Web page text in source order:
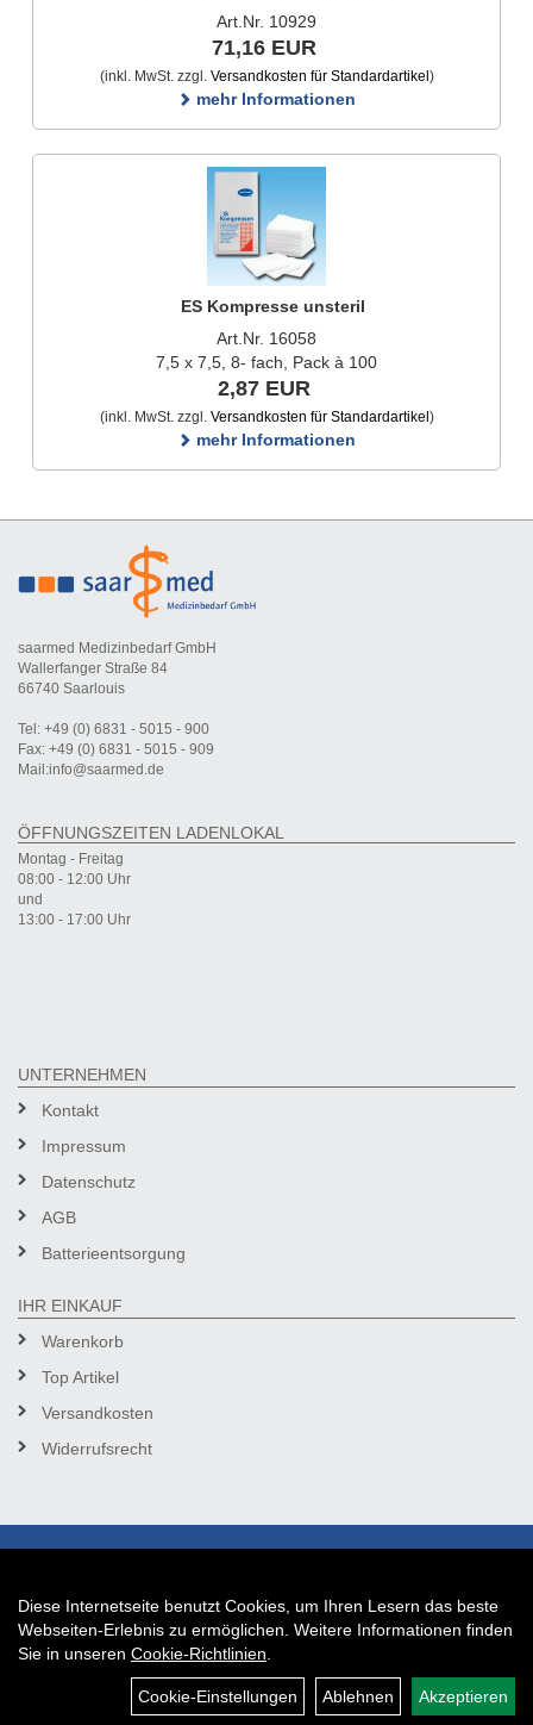
Art.Nr. 10929
71,16 EUR
(inkl. MwSt. zzgl. Versandkosten für Standardartikel )
mehr Informationen
ES Kompresse unsteril
Art.Nr. 16058
7,5 x 7,5, 8- fach, Pack à 100
2,87 EUR
(inkl. MwSt. zzgl. Versandkosten für Standardartikel )
mehr Informationen
saarmed Medizinbedarf GmbH
Wallerfanger Straße 84
66740 Saarlouis
Tel: +49 (0) 6831 - 5015 - 900
Fax: +49 (0) 6831 - 5015 - 909
Mail:info@saarmed.de
ÖFFNUNGSZEITEN LADENLOKAL
Montag - Freitag
08:00 - 12:00 Uhr
und
13:00 - 17:00 Uhr
UNTERNEHMEN
Kontakt
Impressum
Datenschutz
AGB
Batterieentsorgung
IHR EINKAUF
Warenkorb
Top Artikel
Versandkosten
Widerrufsrecht
Diese Internetseite benutzt Cookies, um Ihren Lesern das beste
Webseiten-Erlebnis zu ermöglichen. Weitere Informationen finden
Sie in unseren Cookie-Richtlinien
Cookie-Einstellungen Ablehnen Akzeptieren
Auftrag widerrufen